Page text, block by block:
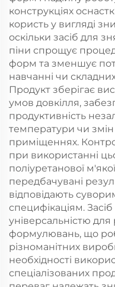
конструкціях
користь у вигляді
оскільки засіб для
піни спрощує
форм та зменшує
навчанні чи
Продукт зберігає
умов довкілля,
продуктивність
температури чи
приміщеннях.
при використанні
поліуретанової
передбачувані
відповідають
специфікаціям.
універсальністю для
формулювань, що
різноманітних
необхідності
спеціалізованих